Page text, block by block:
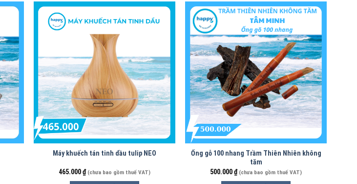
Máy khuếch tán tinh dầu tulip NEO
465.000₫ (chưa bao gồm thuế VAT)
Ống gỗ 100 nhang Trầm Thiên Nhiên không
tăm
500.000₫ (chưa bao gồm thuế VAT)